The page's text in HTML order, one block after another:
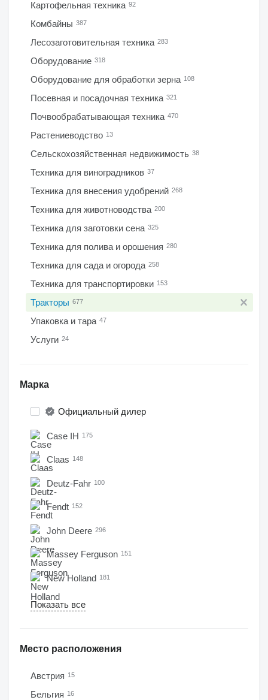
Картофельная техника 92
Комбайны 387
Лесозаготовительная техника 283
Оборудование 318
Оборудование для обработки зерна 108
Посевная и посадочная техника 321
Почвообрабатывающая техника 470
Растениеводство 13
Сельскохозяйственная недвижимость 38
Техника для виноградников 37
Техника для внесения удобрений 268
Техника для животноводства 200
Техника для заготовки сена 325
Техника для полива и орошения 280
Техника для сада и огорода 258
Техника для транспортировки 153
Тракторы 677
Упаковка и тара 47
Услуги 24
Марка
Официальный дилер
Case IH 175
Claas 148
Deutz-Fahr 100
Fendt 152
John Deere 296
Massey Ferguson 151
New Holland 181
Показать все
Место расположения
Австрия 15
Бельгия 16